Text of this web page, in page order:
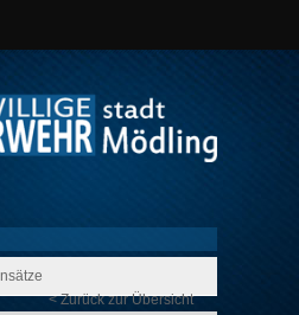
< Zurück zur Übersicht